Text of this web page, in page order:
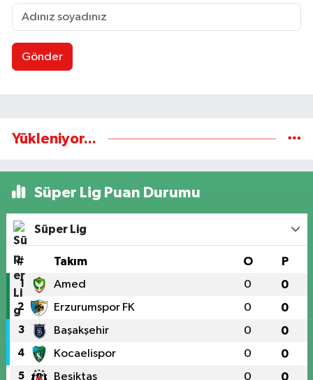
Gönder
Yükleniyor...
Süper Lig Puan Durumu
Süper Lig
# Takım O P
1 Amed 0 0
2 Erzurumspor FK 0 0
3 Başakşehir 0 0
4 Kocaelispor 0 0
5 Beşiktaş 0 0